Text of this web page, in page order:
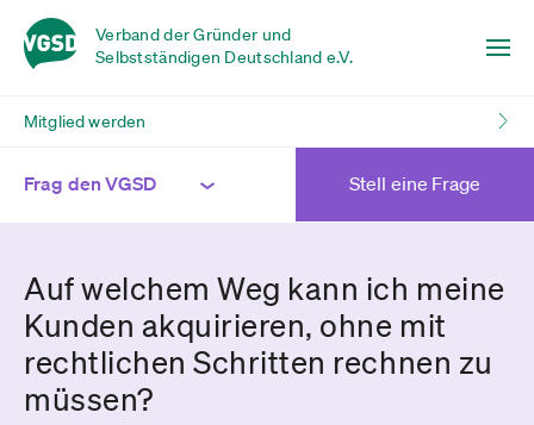
Verband der Gründer und
Selbstständigen Deutschland e.V.
Mitglied werden
Frag den VGSD Stell eine Frage
Auf welchem Weg kann ich meine
Kunden akquirieren, ohne mit
rechtlichen Schritten rechnen zu
müssen?